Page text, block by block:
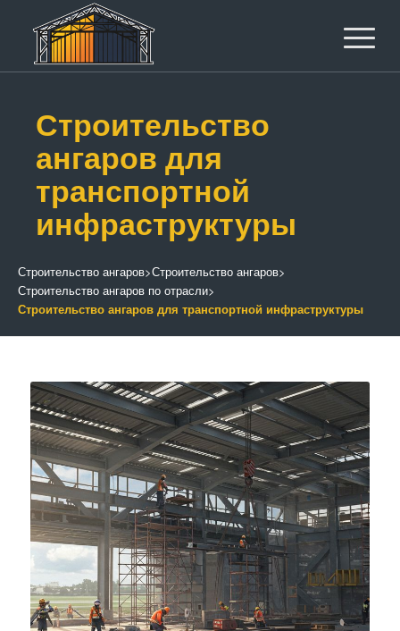
Строительство
ангаров для
транспортной
инфраструктуры
Строительство ангаров>Строительство ангаров>
Строительство ангаров по отрасли>
Строительство ангаров для транспортной инфраструктуры